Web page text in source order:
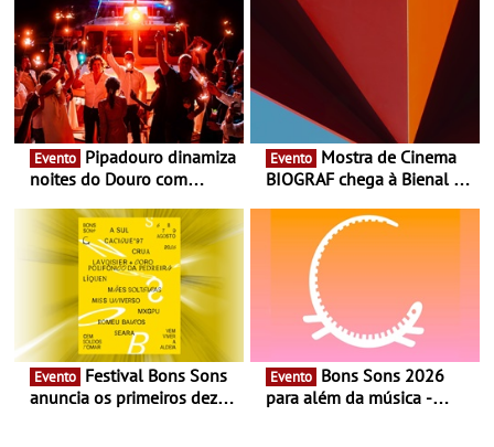
Evento
noites do Douro com
vinho, gastronomia e
música
Evento
BIOGRAF chega à Bienal de
Documentário, ensaio
fílmico e práticas artísticas
Evento
anuncia os primeiros dez
Evento
para além da música -